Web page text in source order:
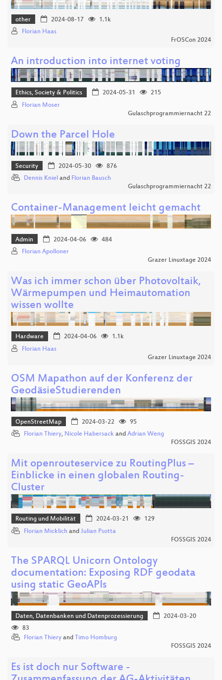
other 2024-08-17
1.1k
Florian Haas
FrOSCon 2024
An introduction into internet voting
Ethics, Society & Politics 2024-05-31
215
Florian Moser
Gulaschprogrammiernacht 22
Down the Parcel Hole
Security 2024-05-30
876
Dennis Kniel and Florian Bausch
Gulaschprogrammiernacht 22
Container-Management leicht gemacht
Admin 2024-04-06
484
Florian Apolloner
Grazer Linuxtage 2024
Was ich immer schon über Photovoltaik,
Wärmepumpen und Heimautomation
wissen wollte
Hardware 2024-04-06
1.1k
Florian Haas
Grazer Linuxtage 2024
OSM Mapathon auf der Konferenz der
GeodäsieStudierenden
OpenStreetMap 2024-03-22
95
Florian Thiery, Nicole Habersack and Adrian Weng
FOSSGIS 2024
Mit openrouteservice zu RoutingPlus –
Einblicke in einen globalen Routing-
Cluster
Routing und Mobilität 2024-03-21
129
Florian Micklich and Julian Psotta
FOSSGIS 2024
The SPARQL Unicorn Ontology
documentation: Exposing RDF geodata
using static GeoAPIs
Daten, Datenbanken und Datenprozessierung
2024-03-20
83
Florian Thiery and Timo Homburg
FOSSGIS 2024
Es ist doch nur Software -